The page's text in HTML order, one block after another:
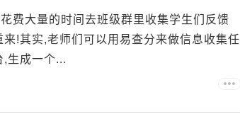
费大量的时间去班级群里收集学生们反馈
!其实,老师们可以用易查分来做信息收集任
,生成一个...